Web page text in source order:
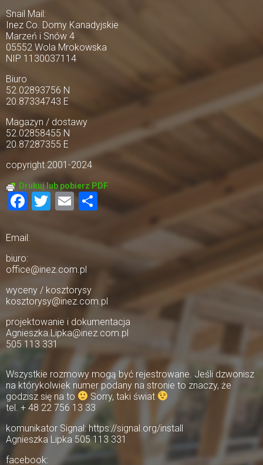
Snail Mail:
Inez Co. Domy Kanadyjskie
Marzeń i Snów 4
05552 Wola Mrokowska
NIP 1130037114
Biuro
52.02893756 N
20.87334743 E
Magazyn / dostawy
52.02858455 N
20.87287355 E
copyright 2001-2024
Drukuj lub pobierz PDF
Facebook
Twitter
Email
Share
Email:
biuro:
office@inez.com.pl
wyceny / kosztorysy
kosztorysy@inez.com.pl
projektowanie i dokumentacja
Agnieszka.Lipka@inez.com.pl
505 113 331
Wszystkie rozmowy mogą być rejestrowane. Jeśli dzwonisz
na którykolwiek numer podany na stronie to znaczy, że
godzisz się na to
Sorry, taki świat
tel. + 48 22 756 13 33
komunikator Signal: https://signal.org/install
Agnieszka Lipka 505 113 331
facebook: